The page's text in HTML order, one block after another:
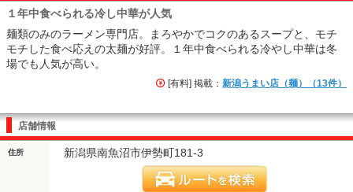
１年中食べられる冷し中華が人気
麺類のみのラーメン専門店。まろやかでコクのあるスープと、モチ
モチした食べ応えの太麺が好評。１年中食べられる冷やし中華は冬
場でも人気が高い。
[有料] 掲載： 新潟うまい店（麺）（13件）
店舗情報
住所 新潟県南魚沼市伊勢町181-3